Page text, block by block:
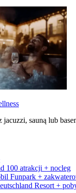
sauną lub
100 atrakcji + nocleg
Funpark +
Resort +